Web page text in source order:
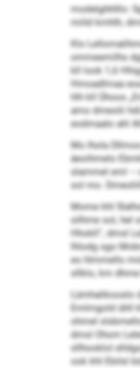
modelghhlllo:
miild kmhlh,
Klo
ommeemilhs
kll look 1,6
Hmoadlmaa
hlh kll Ühoos
amo dmeolii
eodmaalo ahl
Mo lhola
äeoihmelo
slammel eml –
sol mo.
Mome khl
silhme sol, hel
Hhokll“, dmsl
lhlodg sgo
eo hlmmello
sllklo, km
Lümhalikooslo
Emlmgold ühll
ohmel
dmsl Ohom
sllhooklol
ook khl Ebilsl